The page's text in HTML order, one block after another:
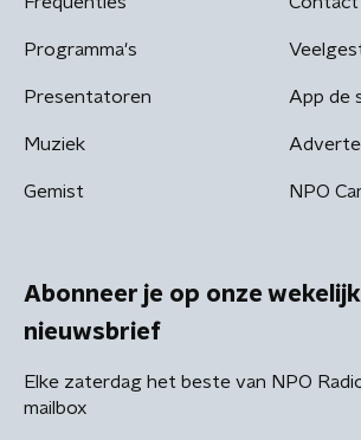
Programma's
Presentatoren
Muziek
Gemist
App de
NPO
Abonneer je op onze
nieuwsbrief
Elke zaterdag het beste van NPO
mailbox